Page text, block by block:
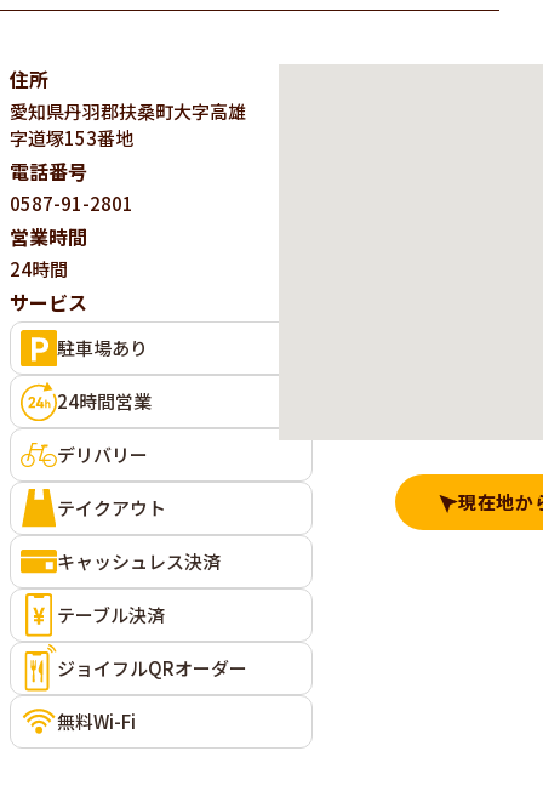
住所
愛知県丹羽郡扶桑町大字高雄
字道塚153番地
電話番号
0587-91-2801
営業時間
24時間
サービス
駐車場あり
24時間営業
デリバリー
テイクアウト
キャッシュレス決済
テーブル決済
ジョイフルQRオーダー
無料Wi-Fi
現在地か